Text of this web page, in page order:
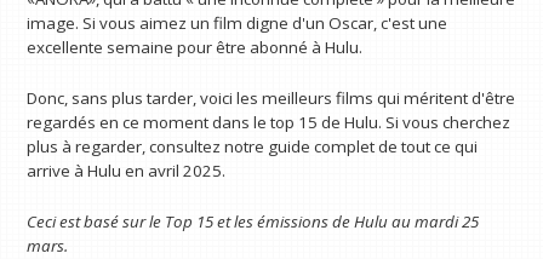
image. Si vous aimez un film digne d'un Oscar, c'est une
excellente semaine pour être abonné à Hulu.
Donc, sans plus tarder, voici les meilleurs films qui méritent d'être
regardés en ce moment dans le top 15 de Hulu. Si vous cherchez
plus à regarder, consultez notre guide complet de tout ce qui
arrive à Hulu en avril 2025.
Ceci est basé sur le Top 15 et les émissions de Hulu au mardi 25
mars.